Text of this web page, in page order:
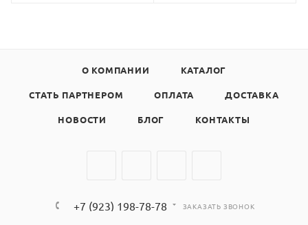
О КОМПАНИИ КАТАЛОГ
СТАТЬ ПАРТНЕРОМ ОПЛАТА ДОСТАВКА
НОВОСТИ БЛОГ КОНТАКТЫ
+7 (923) 198-78-78 ЗАКАЗАТЬ ЗВОНОК